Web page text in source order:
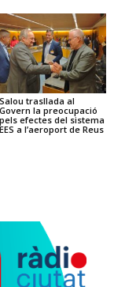
Salou trasllada al
Govern la preocupació
pels efectes del sistema
EES a l’aeroport de Reus